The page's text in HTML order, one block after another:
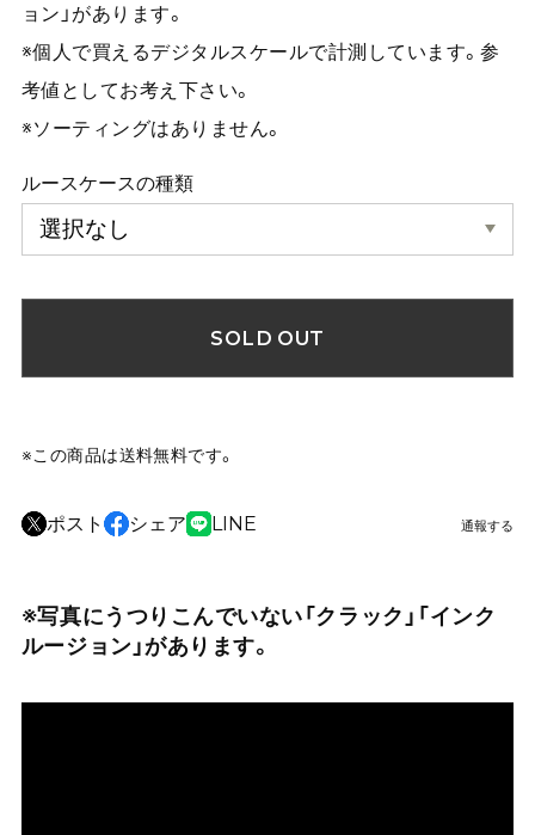
ョン」があります。
※個人で買えるデジタルスケールで計測しています。参
考値としてお考え下さい。
※ソーティングはありません。
ルースケースの種類
SOLD OUT
※この商品は送料無料です。
ポスト シェア LINE 通報する
※写真にうつりこんでいない「クラック」「インク
ルージョン」があります。